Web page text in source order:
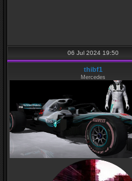
06 Jul 2024 19:50
thibf1
Mercedes